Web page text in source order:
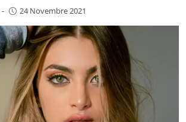
- 24 Novembre 2021